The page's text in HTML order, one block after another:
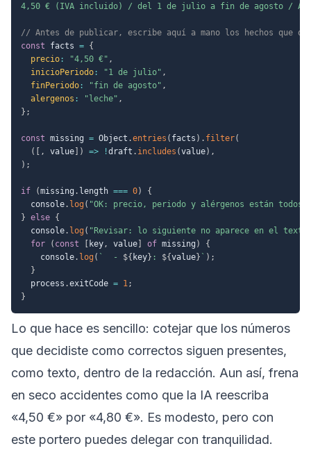
4,50 € (IVA incluido) / del 1 de julio a fin de agosto /
// Antes de publicar, escribe aquí a mano los hechos que
const facts = {
precio : "4,50 €" ,
inicioPeriodo : "1 de julio" ,
finPeriodo : "fin de agosto" ,
alergenos : "leche" ,
} ;
const missing = Object .entries ( facts ) . filter(
(
, value ) => !draft . includes (value) ,
) ;
if (missing . length === 0)
{
  console
. log ( "OK: precio, periodo y alérgenos están
} else {
  console
. log ( "Revisar: lo siguiente no aparece en el
for
( const key, value of missing )
{
    console
. log ( `
  -
${ key} : ${value} ` ) ;
}
  process
.exitCode = 1;
}
Lo que hace es sencillo: cotejar que los números
que decidiste como correctos siguen presentes,
como texto, dentro de la redacción. Aun así, frena
en seco accidentes como que la IA reescriba
«4,50 €» por «4,80 €». Es modesto, pero con
este portero puedes delegar con tranquilidad.